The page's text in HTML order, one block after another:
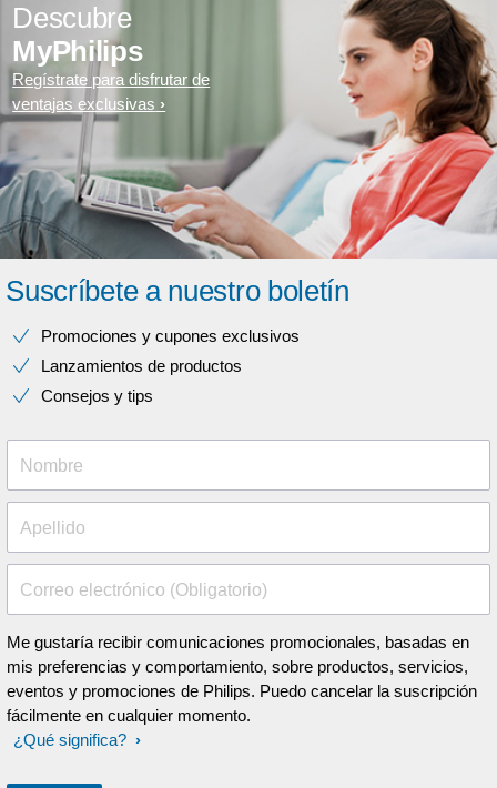
Descubre
MyPhilips
Regístrate para disfrutar de
ventajas exclusivas
Suscríbete a nuestro boletín
Promociones y cupones exclusivos
Lanzamientos de productos
Consejos y tips
Nombre
Apellido
Correo electrónico (Obligatorio)
Me gustaría recibir comunicaciones promocionales, basadas en
mis preferencias y comportamiento, sobre productos, servicios,
eventos y promociones de Philips. Puedo cancelar la suscripción
fácilmente en cualquier momento.
¿Qué significa?